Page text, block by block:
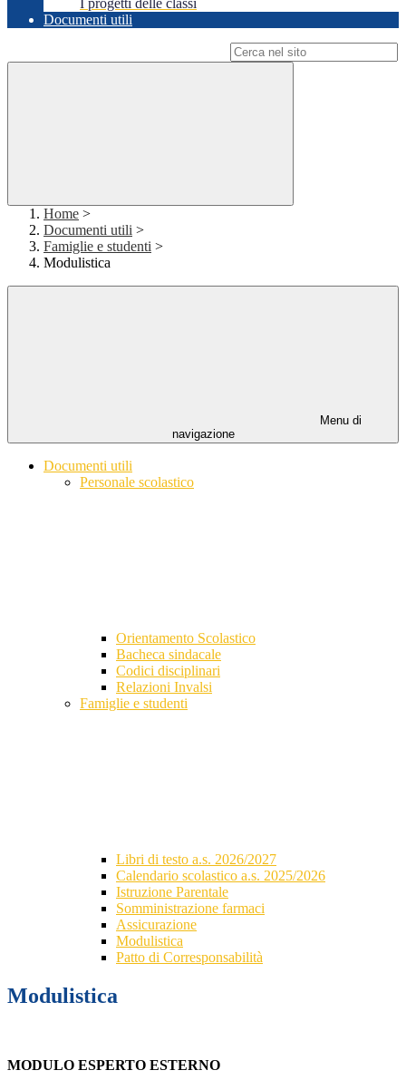
I progetti delle classi
Documenti utili
Home >
Documenti utili >
Famiglie e studenti >
Modulistica
Menu di
navigazione
Documenti utili
Personale scolastico
Orientamento Scolastico
Bacheca sindacale
Codici disciplinari
Relazioni Invalsi
Famiglie e studenti
Libri di testo a.s. 2026/2027
Calendario scolastico a.s. 2025/2026
Istruzione Parentale
Somministrazione farmaci
Assicurazione
Modulistica
Patto di Corresponsabilità
Modulistica
MODULO ESPERTO ESTERNO